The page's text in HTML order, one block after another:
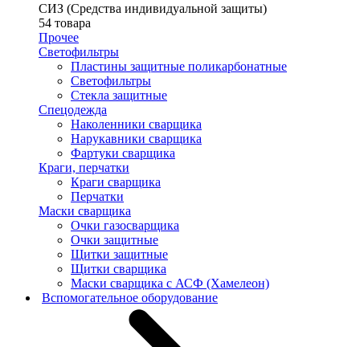
СИЗ (Средства индивидуальной защиты)
54 товара
Прочее
Светофильтры
Пластины защитные поликарбонатные
Светофильтры
Стекла защитные
Спецодежда
Наколенники сварщика
Нарукавники сварщика
Фартуки сварщика
Краги, перчатки
Краги сварщика
Перчатки
Маски сварщика
Очки газосварщика
Очки защитные
Щитки защитные
Щитки сварщика
Маски сварщика с АСФ (Хамелеон)
Вспомогательное оборудование